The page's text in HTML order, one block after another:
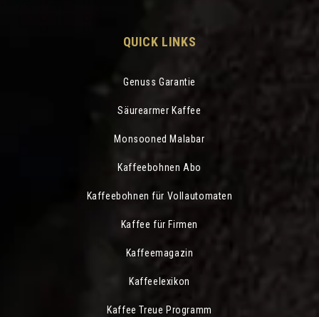
QUICK LINKS
Genuss Garantie
Säurearmer Kaffee
Monsooned Malabar
Kaffeebohnen Abo
Kaffeebohnen für Vollautomaten
Kaffee für Firmen
Kaffeemagazin
Kaffeelexikon
Kaffee Treue Programm